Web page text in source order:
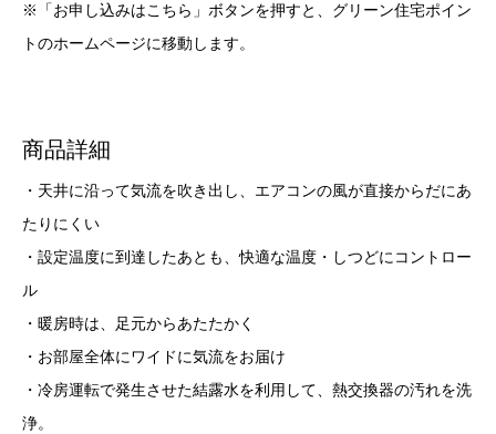
※「お申し込みはこちら」ボタンを押すと、グリーン住宅ポイン
トのホームページに移動します。
商品詳細
・天井に沿って気流を吹き出し、エアコンの風が直接からだにあ
たりにくい
・設定温度に到達したあとも、快適な温度・しつどにコントロー
ル
・暖房時は、足元からあたたかく
・お部屋全体にワイドに気流をお届け
・冷房運転で発生させた結露水を利用して、熱交換器の汚れを洗
浄。